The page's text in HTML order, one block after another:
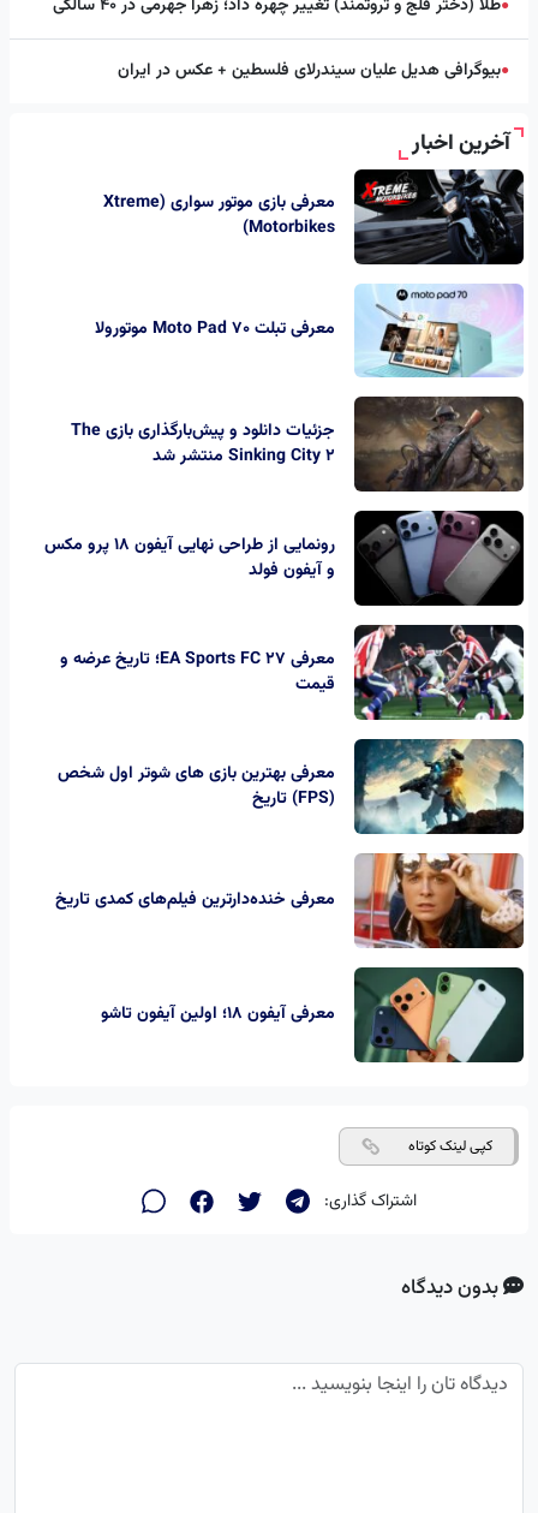
●طلا (دختر فلج و ثروتمند) تغییر چهره داد؛ زهرا جهرمی در ۴۰ سالگی
●بیوگرافی هدیل علیان سیندرلای فلسطین + عکس در ایران
آخرین اخبار
معرفی بازی موتور سواری (Xtreme
Motorbikes)
معرفی تبلت Moto Pad 70 موتورولا
جزئیات دانلود و پیش‌بارگذاری بازی The
Sinking City 2 منتشر شد
رونمایی از طراحی نهایی آیفون ۱۸ پرو مکس
و آیفون فولد
معرفی EA Sports FC 27؛ تاریخ عرضه و
قیمت
معرفی بهترین بازی های شوتر اول شخص
(FPS) تاریخ
معرفی خنده‌دارترین فیلم‌های کمدی تاریخ
معرفی آیفون ۱۸؛ اولین آیفون تاشو
کپی لینک کوتاه
اشتراک گذاری:
بدون دیدگاه